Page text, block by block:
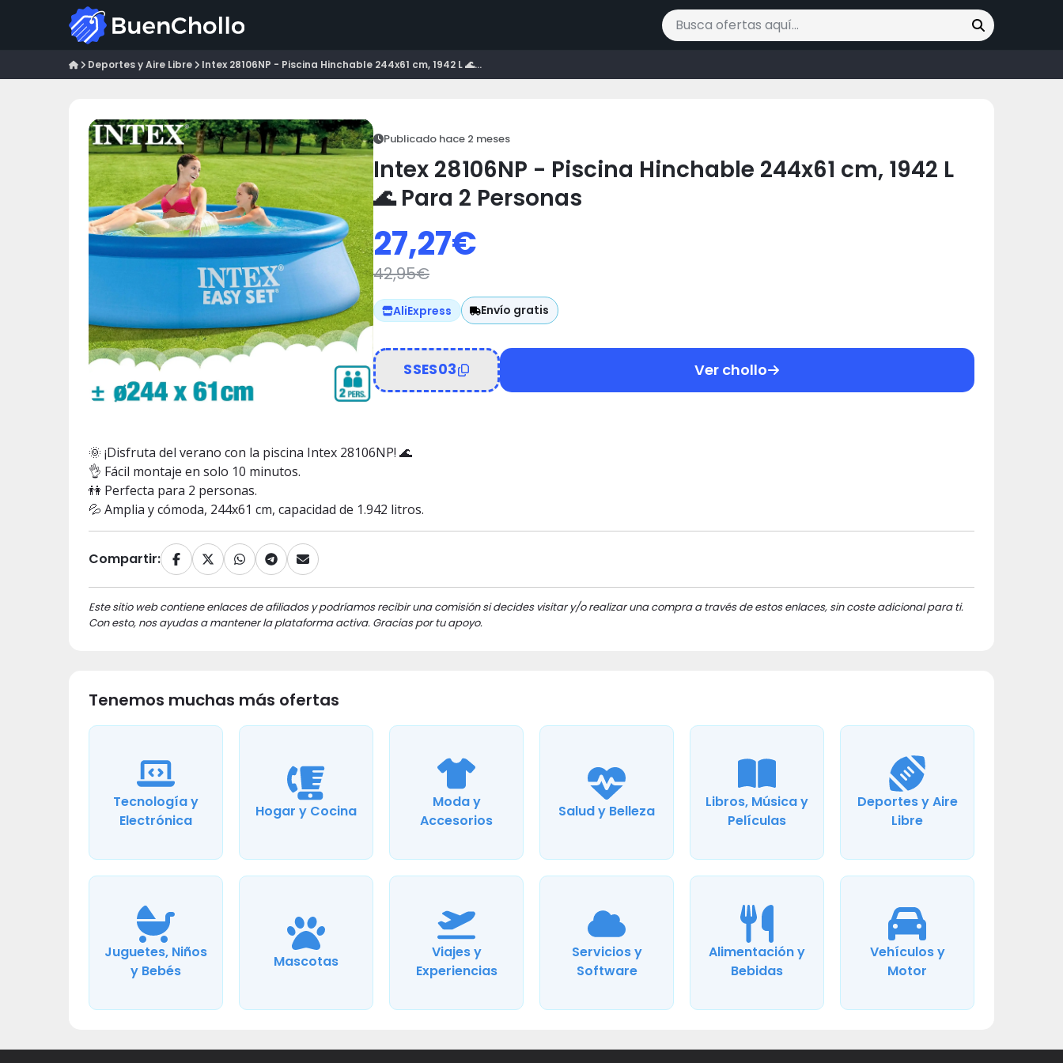
Buscar ofertas
Deportes y Aire Libre Intex 28106NP - Piscina Hinchable 244x61 cm, 1942 L 🌊...
Publicado hace 2 meses
Intex 28106NP - Piscina Hinchable 244x61 cm, 1942 L
🌊 Para 2 Personas
27,27€
42,95€
AliExpress Envío gratis
SSES03 Ver chollo
🌞 ¡Disfruta del verano con la piscina Intex 28106NP! 🌊
👌 Fácil montaje en solo 10 minutos.
👫 Perfecta para 2 personas.
💦 Amplia y cómoda, 244x61 cm, capacidad de 1.942 litros.
Compartir:
Este sitio web contiene enlaces de afiliados y podríamos recibir una comisión si decides visitar y/o realizar una compra a través de estos enlaces, sin coste adicional para ti.
Con esto, nos ayudas a mantener la plataforma activa. Gracias por tu apoyo.
Tenemos muchas más ofertas
Tecnología y
Electrónica
Hogar y Cocina
Moda y
Accesorios
Salud y Belleza
Libros, Música y
Películas
Deportes y Aire
Libre
Juguetes, Niños
y Bebés
Mascotas
Viajes y
Experiencias
Servicios y
Software
Alimentación y
Bebidas
Vehículos y
Motor